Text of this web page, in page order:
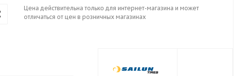
Цена действительна только для интернет-магазина и может
отличаться от цен в розничных магазинах